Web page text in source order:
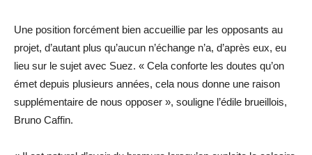
Une position forcément bien accueillie par les opposants au
projet, d’autant plus qu’aucun n’échange n’a, d’après eux, eu
lieu sur le sujet avec Suez. « Cela conforte les doutes qu’on
émet depuis plusieurs années, cela nous donne une raison
supplémentaire de nous opposer », souligne l’édile brueillois,
Bruno Caffin.